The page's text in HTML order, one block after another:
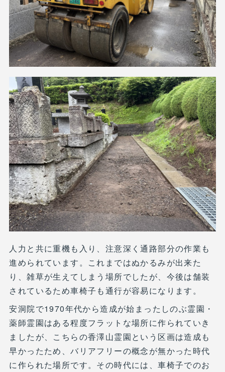
人力と共に重機も入り、注意深く通路部分の作業も
進められています。これまではぬかるみが出来た
り、雑草が生えてしまう場所でしたが、今後は舗装
されているため車椅子も通行が容易になります。
安洞院で1970年代から造成が始まったしのぶ霊園・
薬師霊園はある程度フラットな場所に作られていき
ましたが、こちらの香澤山霊園という区画は造成も
早かったため、バリアフリーの概念が無かった時代
に作られた場所です。その時代には、車椅子でのお